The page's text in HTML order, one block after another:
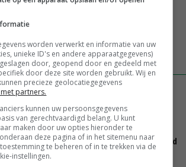
vlogger Kees Huizinga: ‘Bezoek van
12:00
mais van Frijns doet het verrassend
worden verwerkt en informatie van uw
unieke ID's en andere apparaatgegevens)
door, geopend door en gedeeld met
door deze site worden gebruikt. Wij en
precieze geolocatiegegevens
partners.
kunnen uw persoonsgegevens
van gerechtvaardigd belang. U kunt
maken door uw opties hieronder te
deze pagina of in het sitemenu naar
te beheren of in te trekken via de
instellingen.